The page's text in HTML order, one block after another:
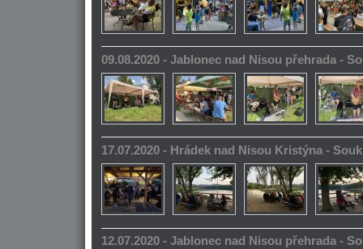
09.08.2020 - Jablonec nad Nisou přehrada -
17.07.2020 - Hrádek nad Nisou Kristýna -
12.07.2020 - Jablonec nad Nisou přehrada -